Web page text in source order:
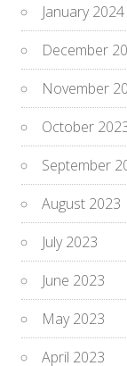
January 2024
December
November
October
September
August 2023
July 2023
June 2023
May 2023
April 2023